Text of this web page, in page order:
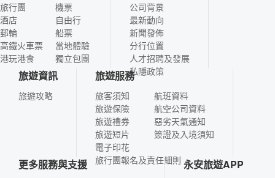
旅行團
酒店
郵輪
高鐵火車票
港玩港食
機票
自由行
船票
當地體驗
獨立包團
公司背景
最新動向
新聞發佈
分行位置
人才招聘及發展
私隱政策
旅遊資訊
旅遊攻略
旅遊服務
旅客須知
旅遊保險
旅遊禮券
旅遊短片
電子印花
航班資料
航空公司資料
惡劣天氣通知
簽證及入境須知
旅行團報名及責任細則
更多服務與支援 永安旅遊APP